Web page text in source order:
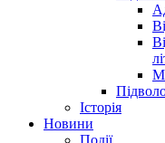
Історія
Новини